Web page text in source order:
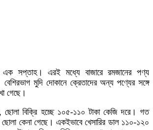
এক সপ্তাহ। এরই মধ্যে বাজারে রমজানের পণ্য
মুদি দোকানে ক্রেতাদের অন্য পণ্যের সঙ্গে
গেছে।
ছোলা বিক্রি হচ্ছে ১০৫-১১০ টাকা কেজি দরে। গত
কেনা গেছে। একইভাবে খেসারির ডাল ১১০-১২০